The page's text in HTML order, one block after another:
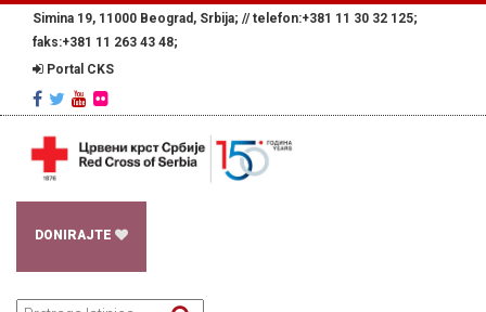
Simina 19, 11000 Beograd, Srbija; // telefon:+381 11 30 32 125;
faks:+381 11 263 43 48;
Portal CKS
DONIRAJTE